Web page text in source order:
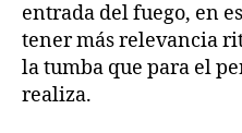
entrada del fuego, en
tener más relevancia
la tumba que para el
realiza.